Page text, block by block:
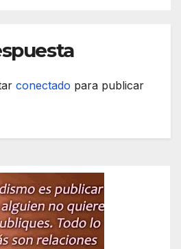
conectado para publicar